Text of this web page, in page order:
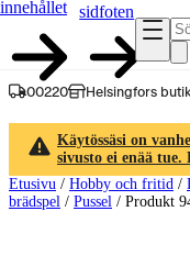
innehållet
sidfoten
00220 Helsingfors
Käytössäsi on
sivusto ei enää tue.
Etusivu / Hobby och fritid /
brädspel / Pussel / Produkt